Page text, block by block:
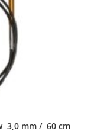
3,0 mm / 60 cm